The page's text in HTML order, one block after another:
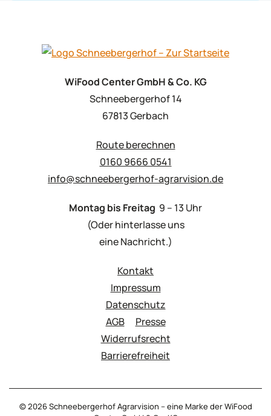
WiFood Center GmbH & Co. KG
Schneebergerhof 14
67813 Gerbach
Route berechnen
0160 9666 0541
info@schneebergerhof-agrarvision.de
Montag bis Freitag 9 – 13 Uhr
(Oder hinterlasse uns
eine Nachricht.)
Kontakt
Impressum
Datenschutz
AGB
Presse
Widerrufsrecht
Barrierefreiheit
©2026Schneebergerhof Agrarvision – eine Marke der WiFood